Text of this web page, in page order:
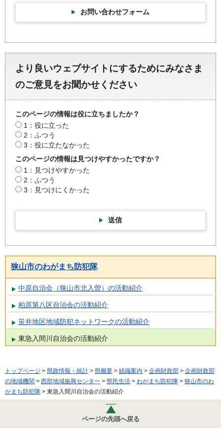
お問い合わせフォーム
より良いウェブサイトにするためにみなさま
のご意見をお聞かせください
このページの情報は役に立ちましたか？
1：役に立った
2：ふつう
3：役に立たなかった
このページの情報は見つけやすかったですか？
1：見つけやすかった
2：ふつう
3：見つけにくかった
送信
狭山市のわがまち防犯隊
中原自治会（狭山市北入曽）の活動紹介
柏原第八区自治会の活動紹介
笹井地区地域防犯ネットワークの活動紹介
東急入間川自治会の活動紹介
トップページ > 県政情報・統計 > 県概要 > 組織案内 > 企画財政部 > 企画財政部
の地域機関 > 西部地域振興センター > 県民生活 > わがまち防犯隊 > 狭山市のわ
がまち防犯隊 > 東急入間川自治会の活動紹介
ページの先頭へ戻る